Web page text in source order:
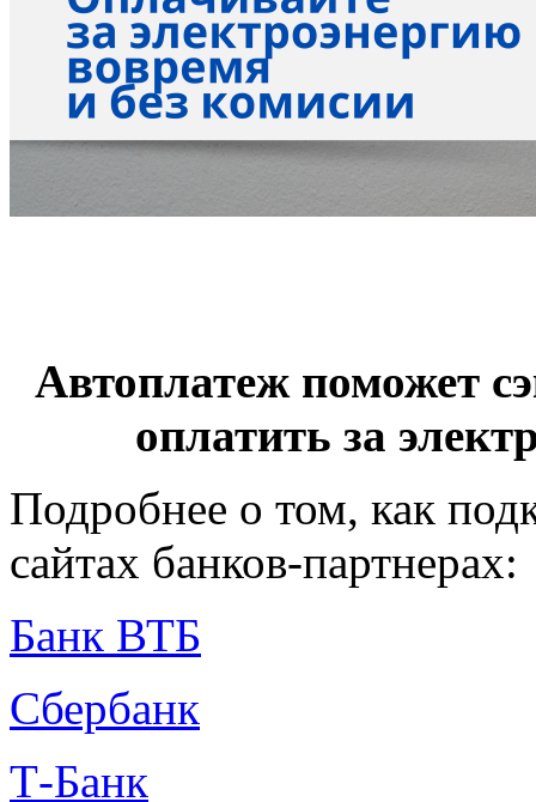
Автоплатеж поможет
оплатить за
Подробнее о том, как
сайтах банков-партнерах:
Банк ВТБ
Сбербанк
Т-Банк